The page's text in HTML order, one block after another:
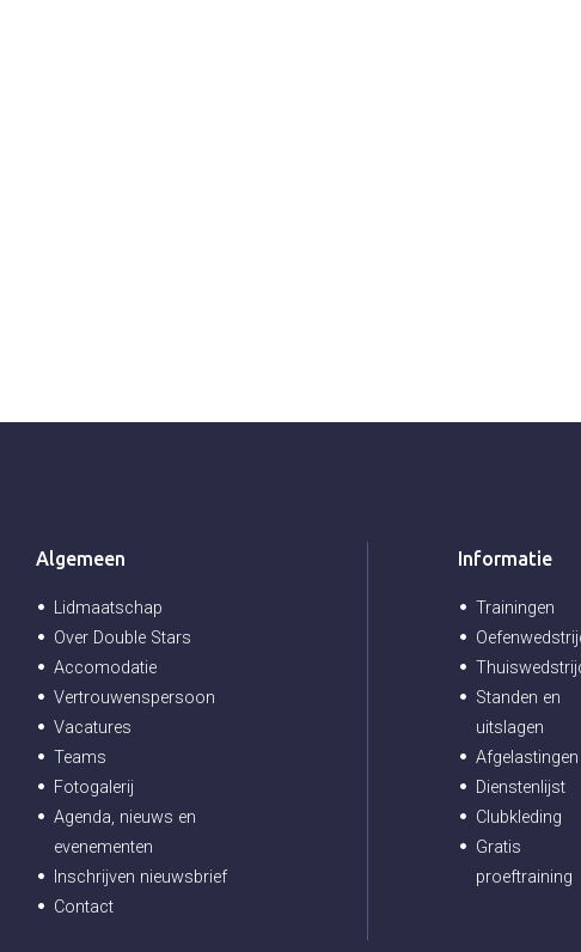
Algemeen
Lidmaatschap
Over Double Stars
Accomodatie
Vertrouwenspersoon
Vacatures
Teams
Fotogalerij
Agenda, nieuws en
evenementen
Inschrijven nieuwsbrief
Contact
Informatie
Trainingen
Standen en
uitslagen
Afgelastingen
Dienstenlijst
Clubkleding
Gratis
proeftraining